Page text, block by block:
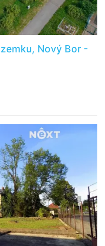
Nový Bor -